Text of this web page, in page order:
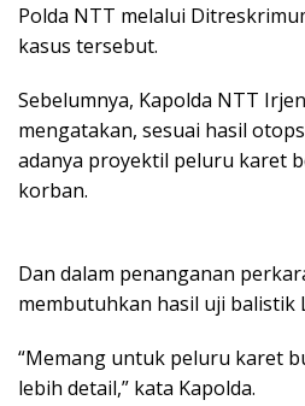
Polda NTT melalui
kasus tersebut.
Sebelumnya, Kapolda NTT
mengatakan, sesuai hasil
adanya proyektil peluru karet
korban.
Dan dalam penanganan
membutuhkan hasil uji balistik
“Memang untuk peluru karet
lebih detail,” kata Kapolda.